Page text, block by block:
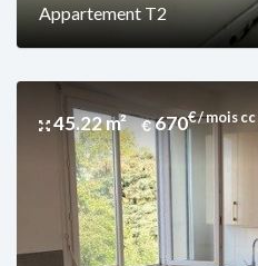
Appartement T2
45.22 m² 670€ / mois cc